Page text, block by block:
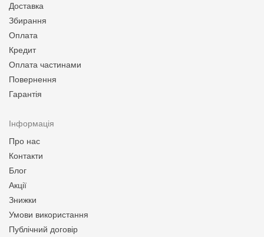
Доставка
Збирання
Оплата
Кредит
Оплата частинами
Повернення
Гарантія
Інформація
Про нас
Контакти
Блог
Акції
Знижки
Умови використання
Публічний договір